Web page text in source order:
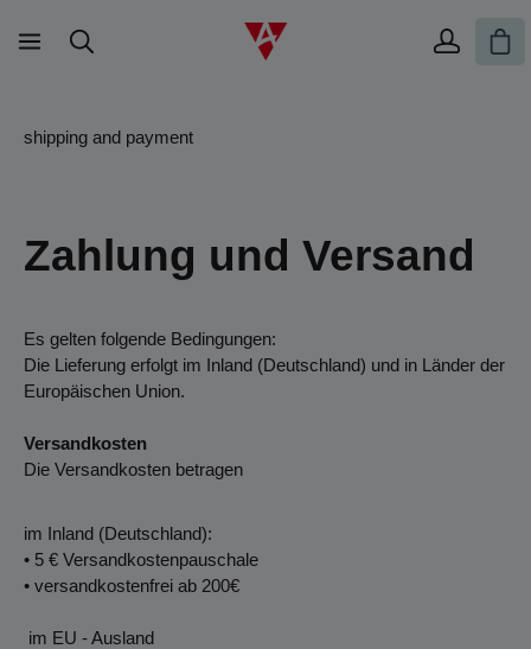
Skip to main content
shipping and payment
Zahlung und Versand
Es gelten folgende Bedingungen:
Die Lieferung erfolgt im Inland (Deutschland) und in Länder der
Europäischen Union.
Versandkosten
Die Versandkosten betragen
im Inland (Deutschland):
• 5 € Versandkostenpauschale
• versandkostenfrei ab 200€
im EU - Ausland